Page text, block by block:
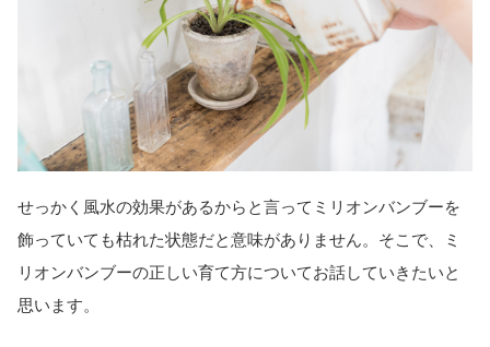
せっかく風水の効果があるからと言ってミリオンバンブーを
飾っていても枯れた状態だと意味がありません。そこで、ミ
リオンバンブーの正しい育て方についてお話していきたいと
思います。